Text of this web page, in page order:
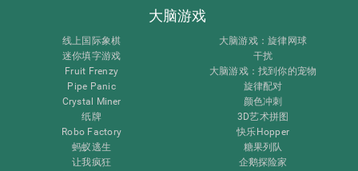
大脑游戏
线上国际象棋
迷你填字游戏
Fruit Frenzy
Pipe Panic
Crystal Miner
纸牌
Robo Factory
蚂蚁逃生
让我疯狂
大脑游戏：旋律网球
干扰
大脑游戏：找到你的宠物
旋律配对
颜色冲刺
3D艺术拼图
快乐Hopper
糖果列队
企鹅探险家